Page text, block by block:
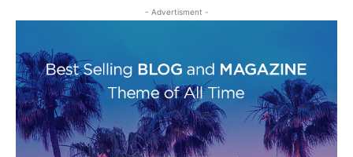
- Advertisment -